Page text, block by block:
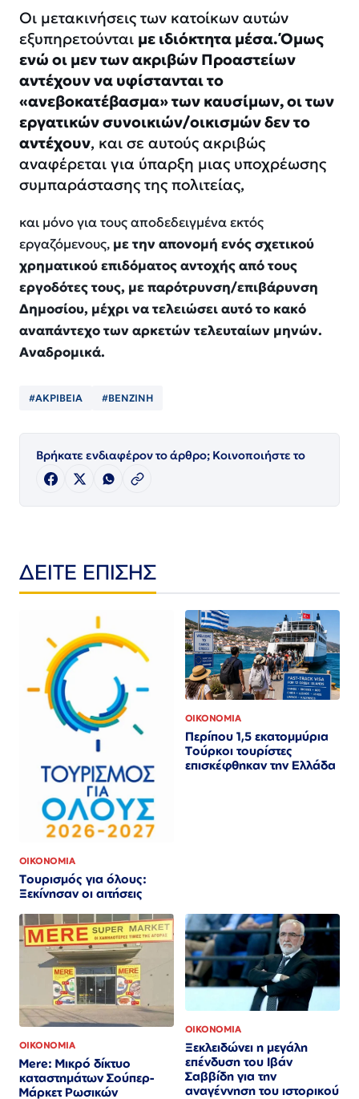
Οι μετακινήσεις των κατοίκων αυτών
εξυπηρετούνται με ιδιόκτητα μέσα. Όμως
ενώ οι μεν των ακριβών Προαστείων
αντέχουν να υφίστανται το
«ανεβοκατέβασμα» των καυσίμων, οι των
εργατικών συνοικιών/οικισμών δεν το
αντέχουν, και σε αυτούς ακριβώς
αναφέρεται για ύπαρξη μιας υποχρέωσης
συμπαράστασης της πολιτείας,
και μόνο για τους αποδεδειγμένα εκτός
εργαζόμενους, με την απονομή ενός σχετικού
χρηματικού επιδόματος αντοχής από τους
εργοδότες τους, με παρότρυνση/επιβάρυνση
Δημοσίου, μέχρι να τελειώσει αυτό το κακό
αναπάντεχο των αρκετών τελευταίων μηνών.
Αναδρομικά.
#ΑΚΡΙΒΕΙΑ #ΒΕΝΖΙΝΗ
Βρήκατε ενδιαφέρον το άρθρο; Κοινοποιήστε το
ΔΕΙΤΕ ΕΠΙΣΗΣ
ΟΙΚΟΝΟΜΙΑ
Τουρισμός για όλους:
Ξεκίνησαν οι αιτήσεις
ΟΙΚΟΝΟΜΙΑ
Περίπου 1,5 εκατομμύρια
Τούρκοι τουρίστες
επισκέφθηκαν την Ελλάδα
ΟΙΚΟΝΟΜΙΑ
Mere: Μικρό δίκτυο
καταστημάτων Σούπερ-
Μάρκετ Ρωσικών
ΟΙΚΟΝΟΜΙΑ
Ξεκλειδώνει η μεγάλη
επένδυση του Ιβάν
Σαββίδη για την
αναγέννηση του ιστορικού